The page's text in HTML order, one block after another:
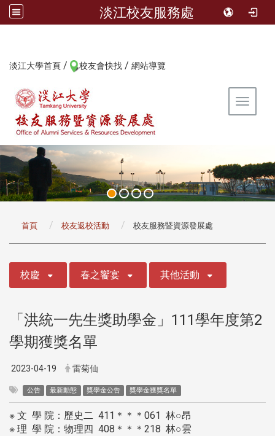
淡江校友服務處
淡江大學首頁 / 校友會快找 / 網站導覽
Toggle
首頁 校友返校活動 校友服務暨資源發展處
校慶 春之饗宴 其他活動
「洪統一先生獎助學金」111學年度第2
學期獲獎名單
2023-04-19 雷菊仙
公告 最新動態 獎學金公告 獎學金獲獎名單
※ 文 學 院：歷史二 411＊＊＊061 林○昂
※ 理 學 院：物理四 408＊＊＊218 林○雲